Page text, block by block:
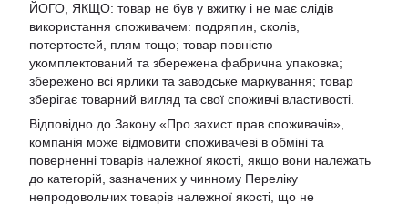
ЙОГО, ЯКЩО: товар не був у вжитку і не має слідів
використання споживачем: подряпин, сколів,
потертостей, плям тощо; товар повністю
укомплектований та збережена фабрична упаковка;
збережено всі ярлики та заводське маркування; товар
зберігає товарний вигляд та свої споживчі властивості.
Відповідно до Закону «Про захист прав споживачів»,
компанія може відмовити споживачеві в обміні та
поверненні товарів належної якості, якщо вони належать
до категорій, зазначених у чинному Переліку
непродовольчих товарів належної якості, що не